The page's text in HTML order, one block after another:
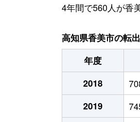
4年間で560人が香
高知県香美市の転
年度
2018
2019